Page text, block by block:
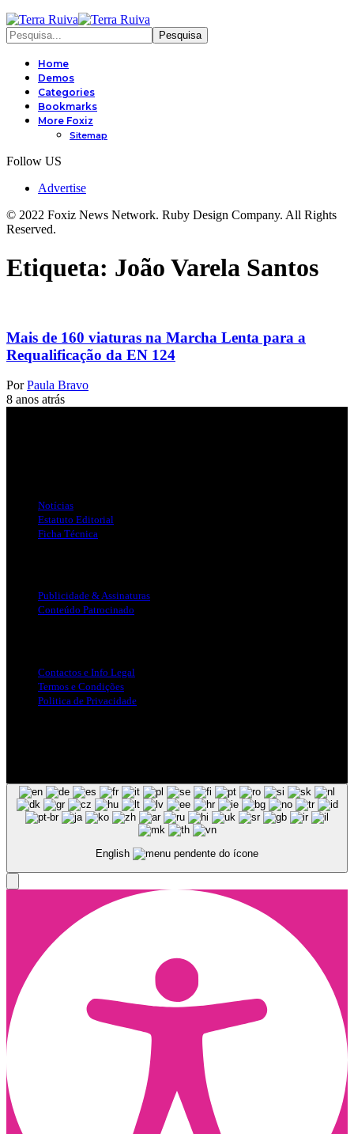
Home
Demos
Categories
Bookmarks
More Foxiz
Sitemap
Follow US
Advertise
© 2022 Foxiz News Network. Ruby Design Company. All Rights
Reserved.
Etiqueta: João Varela Santos
Mais de 160 viaturas na Marcha Lenta para a
Requalificação da EN 124
Por Paula Bravo
8 anos atrás
Notícias
Estatuto Editorial
Ficha Técnica
Publicidade & Assinaturas
Conteúdo Patrocinado
Contactos e Info Legal
Termos e Condições
Politica de Privacidade
English